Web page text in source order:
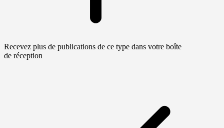
Recevez plus de publications de ce type dans votre boîte
de réception